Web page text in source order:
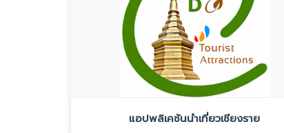
แอปพลิเคชันนำเที่ยวเชียงราย